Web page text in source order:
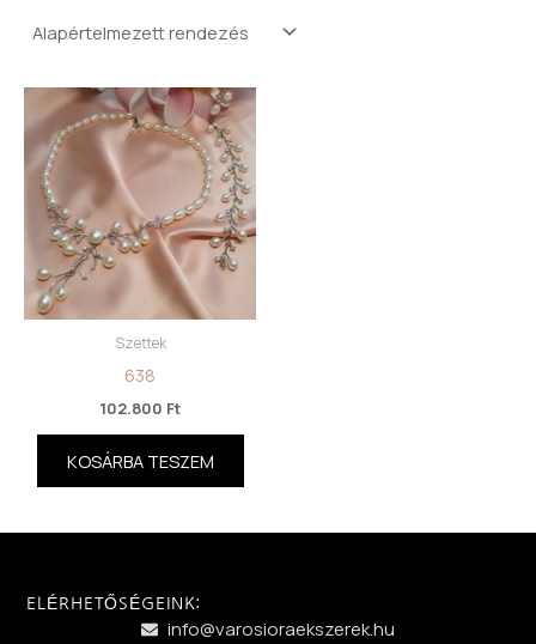
Szettek
638
102.800 Ft
KOSÁRBA TESZEM
ELÉRHETŐSÉGEINK:
info@varosioraekszerek.hu